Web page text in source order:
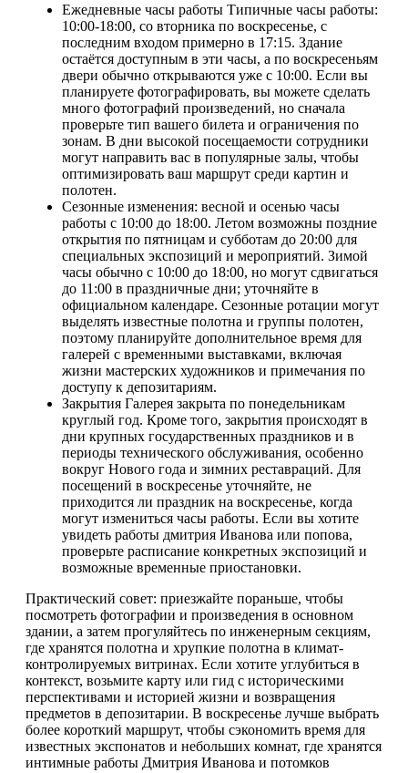
Ежедневные часы работы Типичные часы работы:
10:00-18:00, со вторника по воскресенье, с
последним входом примерно в 17:15. Здание
остаётся доступным в эти часы, а по воскресеньям
двери обычно открываются уже с 10:00. Если вы
планируете фотографировать, вы можете сделать
много фотографий произведений, но сначала
проверьте тип вашего билета и ограничения по
зонам. В дни высокой посещаемости сотрудники
могут направить вас в популярные залы, чтобы
оптимизировать ваш маршрут среди картин и
полотен.
Сезонные изменения: весной и осенью часы
работы с 10:00 до 18:00. Летом возможны поздние
открытия по пятницам и субботам до 20:00 для
специальных экспозиций и мероприятий. Зимой
часы обычно с 10:00 до 18:00, но могут сдвигаться
до 11:00 в праздничные дни; уточняйте в
официальном календаре. Сезонные ротации могут
выделять известные полотна и группы полотен,
поэтому планируйте дополнительное время для
галерей с временными выставками, включая
жизни мастерских художников и примечания по
доступу к депозитариям.
Закрытия Галерея закрыта по понедельникам
круглый год. Кроме того, закрытия происходят в
дни крупных государственных праздников и в
периоды технического обслуживания, особенно
вокруг Нового года и зимних реставраций. Для
посещений в воскресенье уточняйте, не
приходится ли праздник на воскресенье, когда
могут измениться часы работы. Если вы хотите
увидеть работы дмитрия Иванова или попова,
проверьте расписание конкретных экспозиций и
возможные временные приостановки.
Практический совет: приезжайте пораньше, чтобы
посмотреть фотографии и произведения в основном
здании, а затем прогуляйтесь по инженерным секциям,
где хранятся полотна и хрупкие полотна в климат-
контролируемых витринах. Если хотите углубиться в
контекст, возьмите карту или гид с историческими
перспективами и историей жизни и возвращения
предметов в депозитарии. В воскресенье лучше выбрать
более короткий маршрут, чтобы сэкономить время для
известных экспонатов и небольших комнат, где хранятся
интимные работы Дмитрия Иванова и потомков